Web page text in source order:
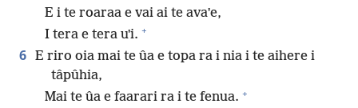
E i te roaraa e vai ai te avaˈe,
I tera e tera uˈi. +
6 E riro oia mai te ûa e topa ra i nia i te aihere i
tâpûhia,
Mai te ûa e faarari ra i te fenua. +